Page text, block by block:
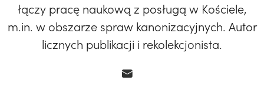
łączy pracę naukową z posługą w Kościele,
m.in. w obszarze spraw kanonizacyjnych. Autor
licznych publikacji i rekolekcjonista.